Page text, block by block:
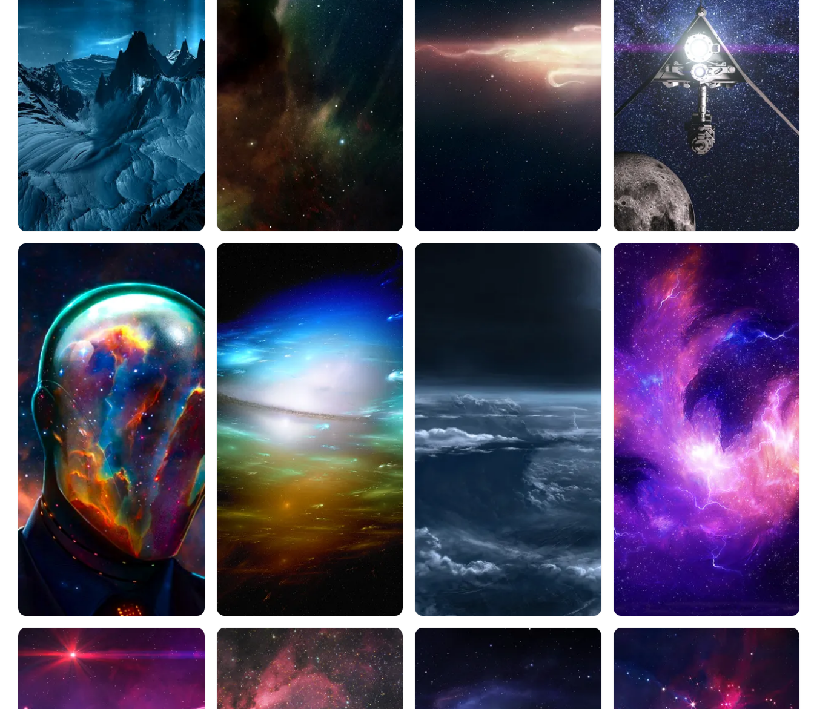
風景 スペース 月 青い Sf 山 雪 星 スペース Sf 星雲 星 出演者 スペース Sf 惑星 星 太陽 Sf スターウォーズ 3d Cg ロボット
スペース T 16 スカイホッパー
Sf 芸術的 マスク スペース スペース Sf Sf スペース クラウド 星 スペース 紫の Sf